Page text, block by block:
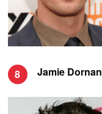
8 Jamie Dornan